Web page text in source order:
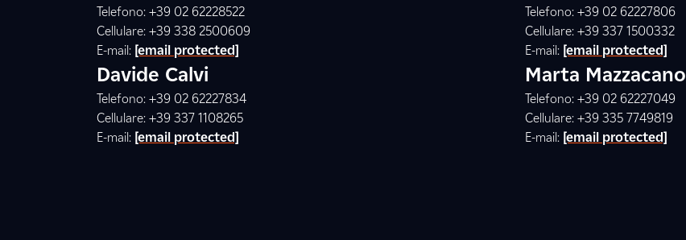
Telefono: +39 02 62228522
Cellulare: +39 338 2500609
E-mail: [email protected]
Telefono: +39 02 62227806
Cellulare: +39 337 1500332
E-mail: [email protected]
Davide Calvi
Telefono: +39 02 62227834
Cellulare: +39 337 1108265
E-mail: [email protected]
Marta Mazzacano
Telefono: +39 02 62227049
Cellulare: +39 335 7749819
E-mail: [email protected]